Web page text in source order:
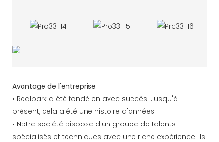
Avantage de l'entreprise
• Realpark a été fondé en avec succès. Jusqu'à
présent, cela a été une histoire d'années.
• Notre société dispose d'un groupe de talents
spécialisés et techniques avec une riche expérience. Ils